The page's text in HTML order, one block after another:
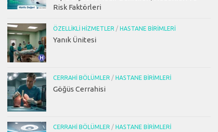
Risk Faktörleri
ÖZELLIKLI HIZMETLER / HASTANE BIRIMLERI
Yanık Ünitesi
CERRAHI BÖLÜMLER / HASTANE BIRIMLERI
Göğüs Cerrahisi
CERRAHI BÖLÜMLER / HASTANE BIRIMLERI